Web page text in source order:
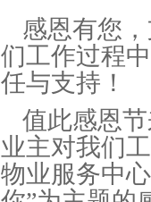
感恩有您
们工作过程
任与支持！
值此感恩
业主对我们
物业服务中